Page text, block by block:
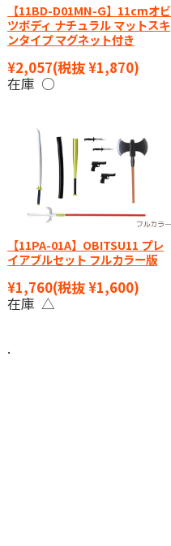
【11BD-D01MN-G】11cmオビ
ツボディ ナチュラル マットスキ
ンタイプ マグネット付き
¥2,057(税抜 ¥1,870)
在庫 ○
【11PA-01A】OBITSU11 プレ
イアブルセット フルカラー版
¥1,760(税抜 ¥1,600)
在庫 △
.